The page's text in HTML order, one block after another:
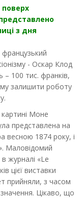
поверх
з дня
- Оскар Клод
100 тис. франків,
залишити роботу
картині Моне
представлена на
весною 1874 року, і
Маловідомий
журналі «Le
цієї виставки
прийняли, з часом
Цікаво, що